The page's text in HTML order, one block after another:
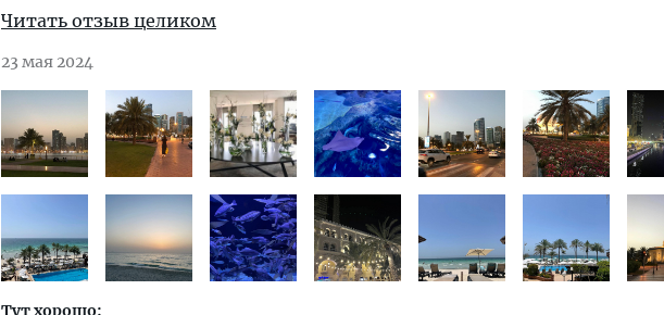
Читать отзыв целиком
23 мая 2024
Тут хорошо: